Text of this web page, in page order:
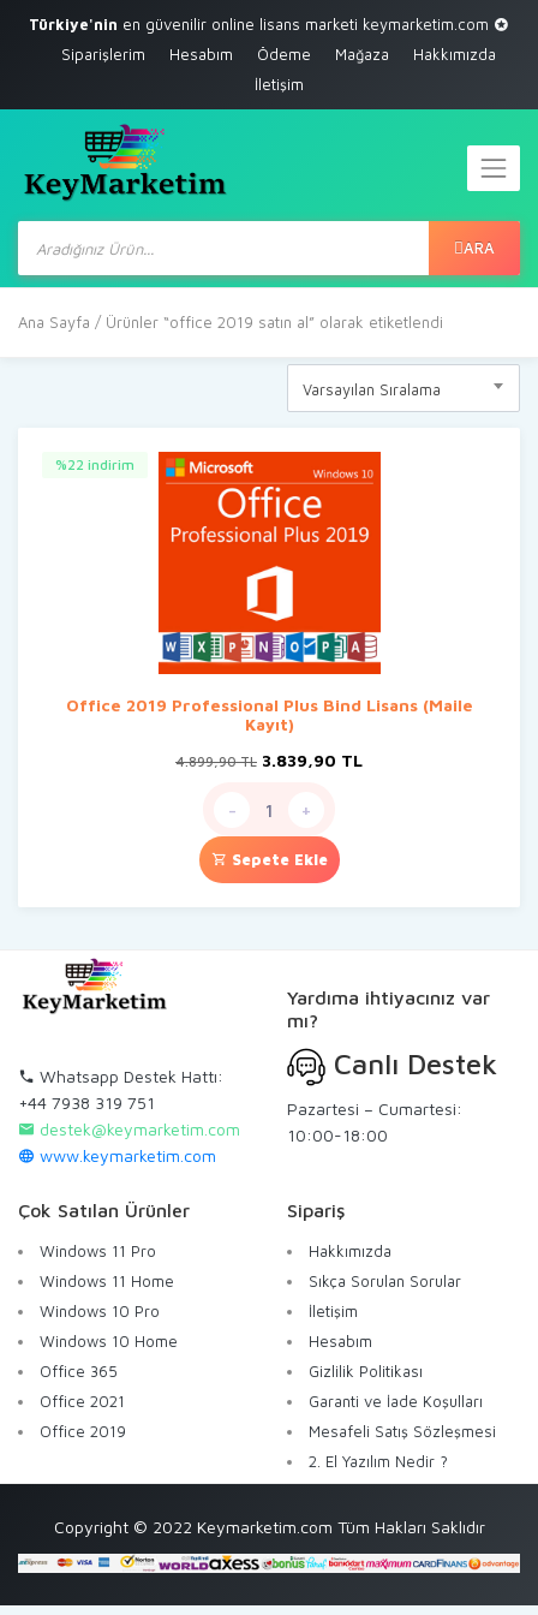
Türkiye'nin en güvenilir online lisans marketi keymarketim.com
Siparişlerim
Hesabım Ödeme Mağaza
Hakkımızda
İletişim
Products
search ARA
Ana Sayfa / Ürünler “office 2019 satın al” olarak etiketlendi
Varsayılan Sıralama
%22 indirim
Office 2019 Professional Plus Bind Lisans (Maile
Kayıt)
4.899,90TL Orijinal
3.839,90 TLŞu
- +
Sepete Ekle
Whatsapp Destek Hattı:
+44 7938 319 751
destek@keymarketim.com
www.keymarketim.com
Yardıma ihtiyacınız var
mı?
Canlı Destek
Pazartesi – Cumartesi:
10:00-18:00
Çok Satılan Ürünler
Windows 11 Pro
Windows 11 Home
Windows 10 Pro
Windows 10 Home
Office 365
Office 2021
Office 2019
Sipariş
Hakkımızda
Sıkça Sorulan Sorular
İletişim
Hesabım
Gizlilik Politikası
Garanti ve İade Koşulları
Mesafeli Satış Sözleşmesi
2. El Yazılım Nedir ?
Copyright © 2022 Keymarketim.com Tüm Hakları Saklıdır